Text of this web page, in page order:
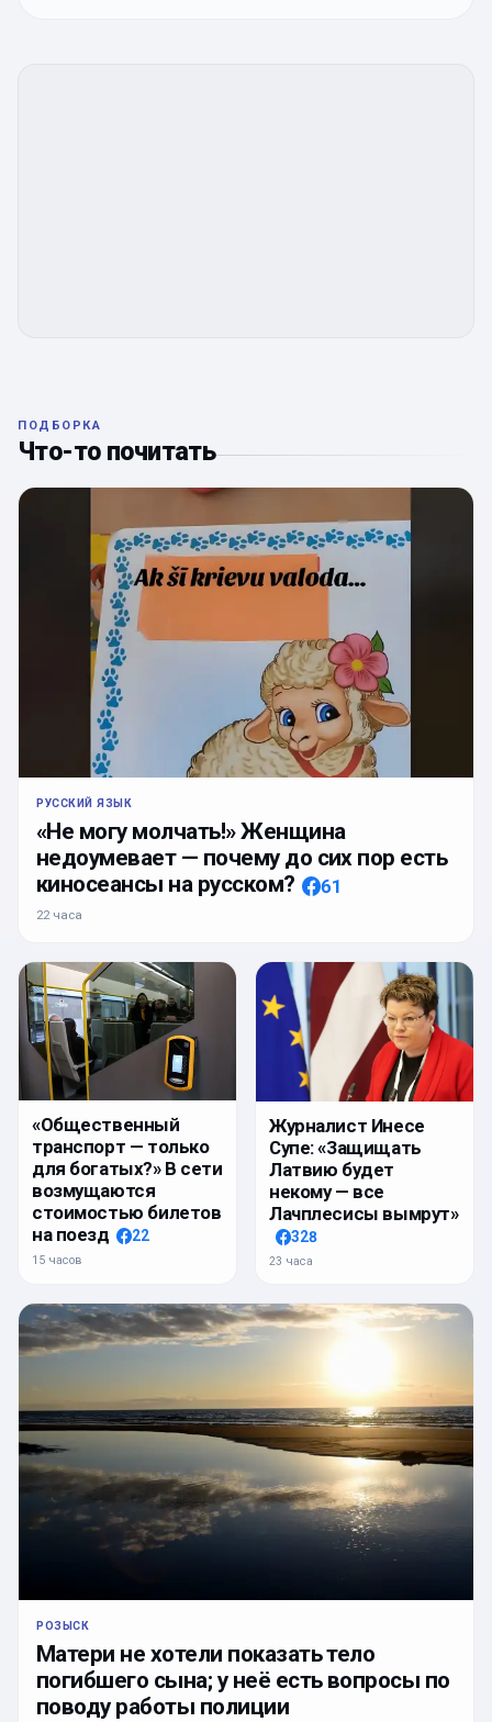
ПОДБОРКА
Что-то почитать
РУССКИЙ ЯЗЫК
«Не могу молчать!» Женщина
недоумевает — почему до сих пор есть
киносеансы на русском?
61
22 часа
«Общественный
транспорт — только
для богатых?» В сети
возмущаются
стоимостью билетов
на поезд
22
15 часов
Журналист Инесе
Супе: «Защищать
Латвию будет
некому — все
Лачплесисы вымрут»
328
23 часа
РОЗЫСК
Матери не хотели показать тело
погибшего сына; у неё есть вопросы по
поводу работы полиции